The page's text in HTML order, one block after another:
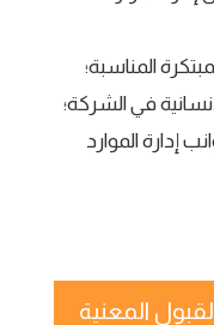
المناسبة؛
في الشركة؛
إدارة الموارد
المعنية